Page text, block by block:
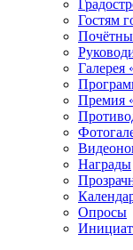
Гостям
Галерея
Премия
Награды
Опросы